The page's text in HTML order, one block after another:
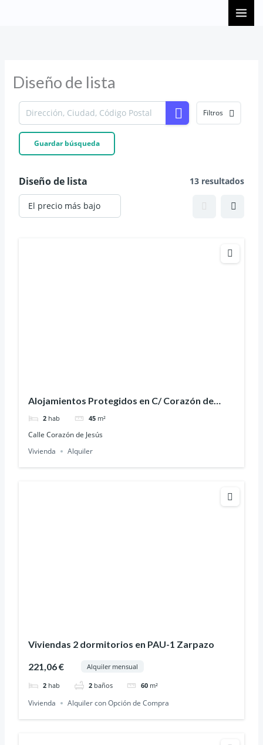
Diseño de lista
Filtros
Guardar búsqueda
Diseño de lista 13 resultados
Alojamientos Protegidos en C/ Corazón de
Jesús, 6
2 hab 45 m²
Calle Corazón de Jesús
Vivienda
Alquiler
Viviendas 2 dormitorios en PAU-1 Zarpazo
221,06 € Alquiler mensual
2 hab 2 baños 60 m²
Vivienda Alquiler con Opción de Compra